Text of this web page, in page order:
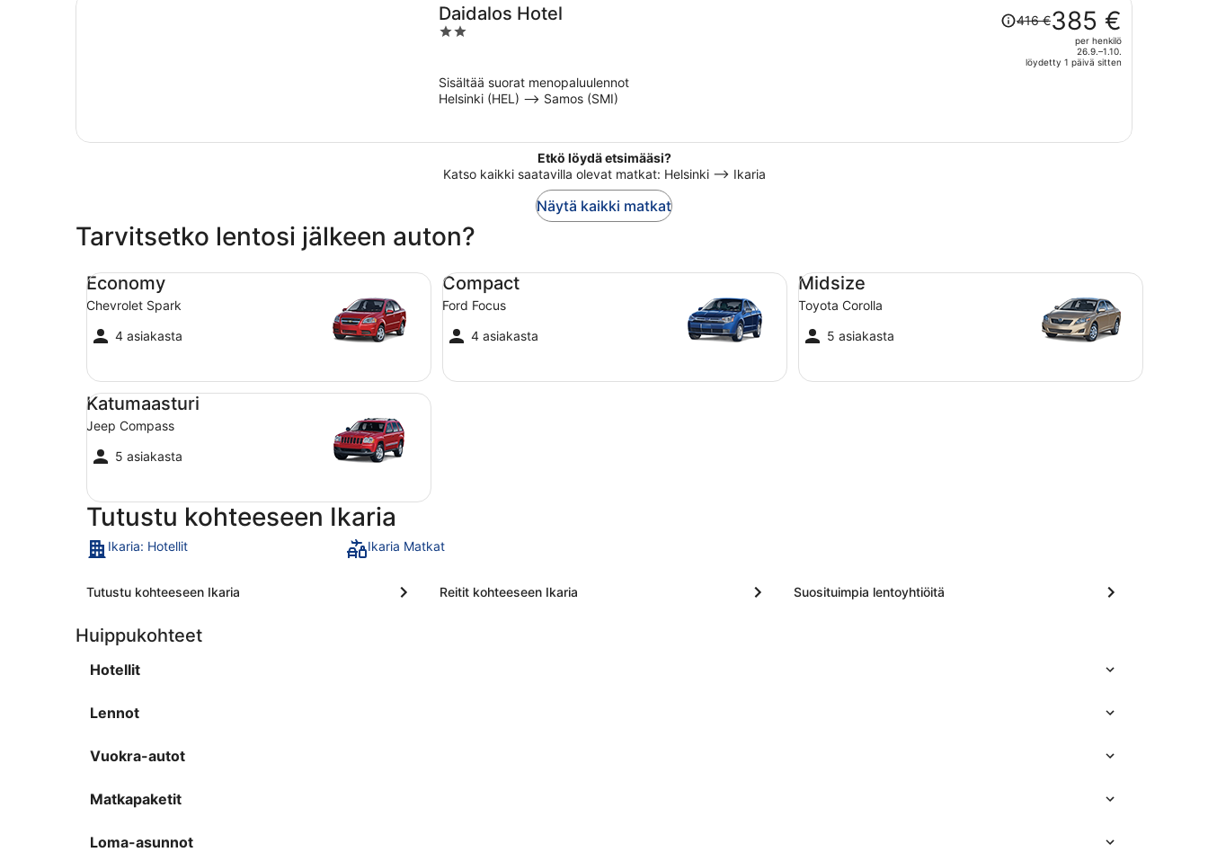
Daidalos Hotel
2
5
Hinta
oli
hinta
416 €385 €
per henkilö
26.9.–1.10.
löydetty 1 päivä sitten
Sisältää suorat menopaluulennot
Helsinki (HEL) –> Samos (SMI)
Etkö löydä etsimääsi?
Katso kaikki saatavilla olevat matkat: Helsinki –> Ikaria
Näytä kaikki matkat
Tarvitsetko lentosi jälkeen auton?
Economy
Chevrolet Spark
4 asiakasta
Economy Chevrolet Spark
Compact
Ford Focus
4 asiakasta
Compact Ford Focus
Midsize
Toyota Corolla
5 asiakasta
Midsize Toyota Corolla
Katumaasturi
Jeep Compass
5 asiakasta
Katumaasturi Jeep Compass
Tutustu kohteeseen Ikaria
Ikaria: Hotellit Ikaria Matkat
Tutustu kohteeseen Ikaria Reitit kohteeseen Ikaria Suosituimpia lentoyhtiöitä
Huippukohteet
Hotellit
Lennot
Vuokra-autot
Matkapaketit
Loma-asunnot